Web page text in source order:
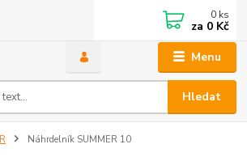
Menu
Hledat
0 ks
za 0 Kč
Náhrdelník SUMMER 10